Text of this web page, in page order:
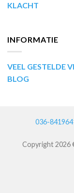
KLACHT
INFORMATIE
VEEL GESTELDE
BLOG
036-
Copyright 2026